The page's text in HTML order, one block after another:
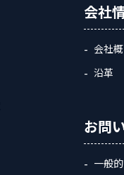
会社
会社
沿革
お問
一般